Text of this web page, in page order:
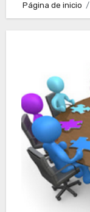
Página de inicio